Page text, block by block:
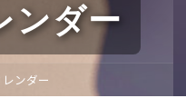
ンダー
ンダー